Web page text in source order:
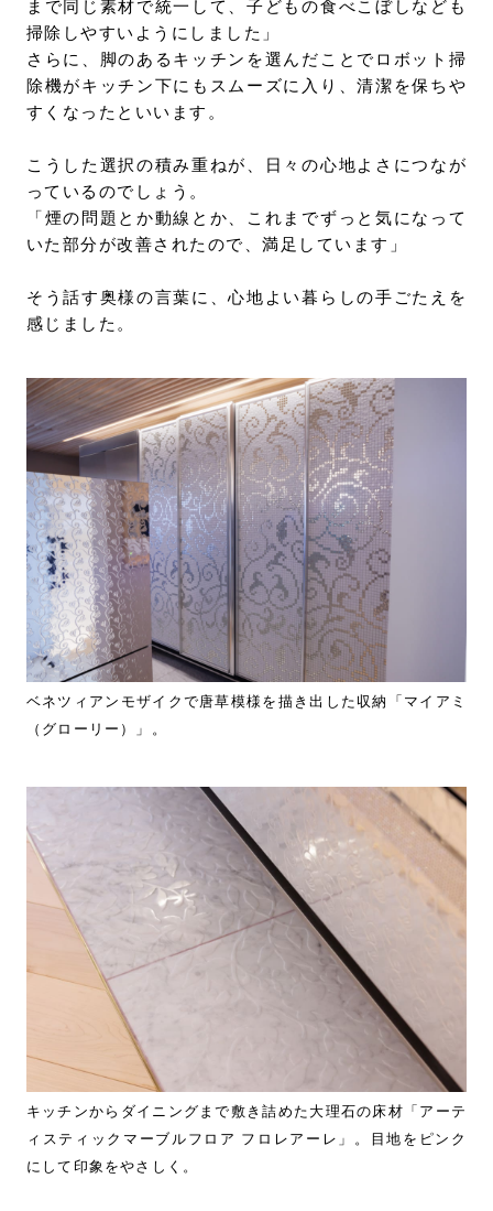
まで同じ素材で統一して、子どもの食べこぼしなども
掃除しやすいようにしました」
さらに、脚のあるキッチンを選んだことでロボット掃
除機がキッチン下にもスムーズに入り、清潔を保ちや
すくなったといいます。
こうした選択の積み重ねが、日々の心地よさにつなが
っているのでしょう。
「煙の問題とか動線とか、これまでずっと気になって
いた部分が改善されたので、満足しています」
そう話す奥様の言葉に、心地よい暮らしの手ごたえを
感じました。
ベネツィアンモザイクで唐草模様を描き出した収納「マイアミ
（グローリー）」。
キッチンからダイニングまで敷き詰めた大理石の床材「アーテ
ィスティックマーブルフロア フロレアーレ」。目地をピンク
にして印象をやさしく。